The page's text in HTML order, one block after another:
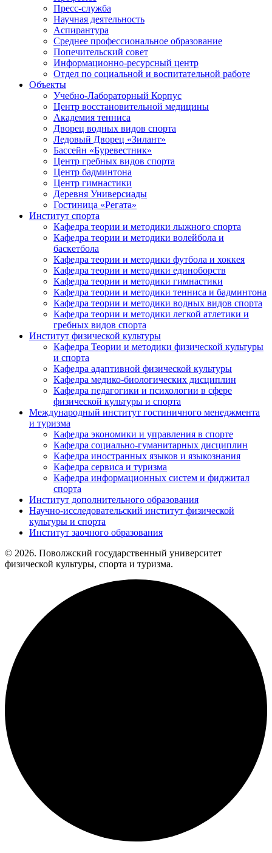
Пресс-служба
Научная деятельность
Аспирантура
Среднее профессиональное образование
Попечительский совет
Информационно-ресурсный центр
Отдел по социальной и воспитательной работе
Объекты
Учебно-Лабораторный Корпус
Центр восстановительной медицины
Академия тенниса
Дворец водных видов спорта
Ледовый Дворец «Зилант»
Бассейн «Буревестник»
Центр гребных видов спорта
Центр бадминтона
Центр гимнастики
Деревня Универсиады
Гостиница «Регата»
Институт спорта
Кафедра теории и методики лыжного спорта
Кафедра теории и методики волейбола и
баскетбола
Кафедра теории и методики футбола и хоккея
Кафедра теории и методики единоборств
Кафедра теории и методики гимнастики
Кафедра теории и методики тенниса и бадминтона
Кафедра теории и методики водных видов спорта
Кафедра теории и методики легкой атлетики и
гребных видов спорта
Институт физической культуры
Кафедра Теории и методики физической культуры
и спорта
Кафедра адаптивной физической культуры
Кафедра медико-биологических дисциплин
Кафедра педагогики и психологии в сфере
физической культуры и спорта
Международный институт гостиничного менеджмента
и туризма
Кафедра экономики и управления в спорте
Кафедра социально-гуманитарных дисциплин
Кафедра иностранных языков и языкознания
Кафедра сервиса и туризма
Кафедра информационных систем и фиджитал
спорта
Институт дополнительного образования
Научно-исследовательский институт физической
культуры и спорта
Институт заочного образования
© 2026. Поволжский государственный университет
физической культуры, спорта и туризма.